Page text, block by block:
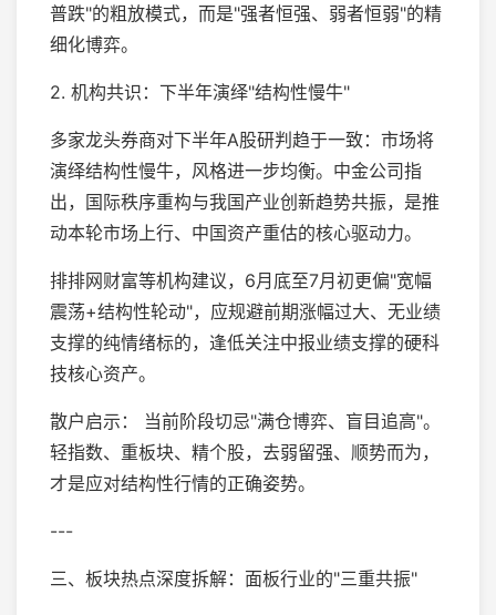
普跌"的粗放模式，而是"强者恒强、弱者恒弱"的精
细化博弈。
2. 机构共识：下半年演绎"结构性慢牛"
多家龙头券商对下半年A股研判趋于一致：市场将
演绎结构性慢牛，风格进一步均衡。中金公司指
出，国际秩序重构与我国产业创新趋势共振，是推
动本轮市场上行、中国资产重估的核心驱动力。
排排网财富等机构建议，6月底至7月初更偏"宽幅
震荡+结构性轮动"，应规避前期涨幅过大、无业绩
支撑的纯情绪标的，逢低关注中报业绩支撑的硬科
技核心资产。
散户启示： 当前阶段切忌"满仓博弈、盲目追高"。
轻指数、重板块、精个股，去弱留强、顺势而为，
才是应对结构性行情的正确姿势。
---
三、板块热点深度拆解：面板行业的"三重共振"